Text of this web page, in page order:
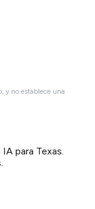
y no establece una
para Texas.